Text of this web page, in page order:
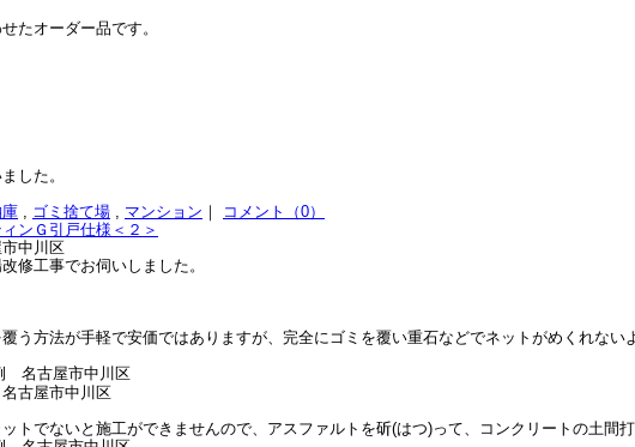
たオーダー品です。
した。
, ゴミ捨て場 , マンション ｜
コメント（0）
ンＧ引戸仕様＜２＞
中川区
修工事でお伺いしました。
う方法が手軽で安価ではありますが、完全にゴミを覆い重石などでネットがめくれな
古屋市中川区
トでないと施工ができませんので、アスファルトを斫(はつ)って、コンクリートの土間打